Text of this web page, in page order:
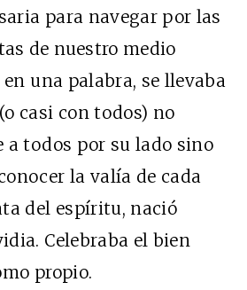
para navegar por las
de nuestro medio
una palabra, se llevaba
casi con todos) no
a todos por su lado sino
la valía de cada
del espíritu, nació
Celebraba el bien
propio.